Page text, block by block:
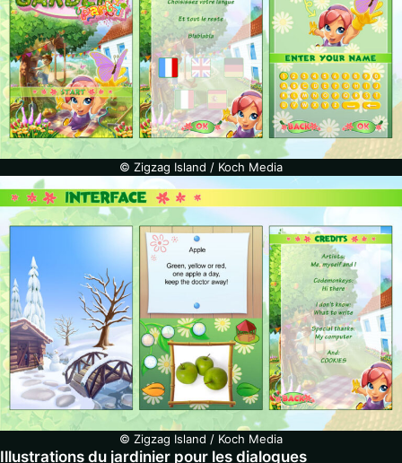
© Zigzag Island / Koch Media
© Zigzag Island / Koch Media
Illustrations du jardinier pour les dialogues